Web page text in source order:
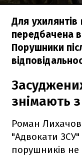
Для ухилянтів
передбачена
Порушники
знімають з
Роман Лихачов
"Адвокати
порушників